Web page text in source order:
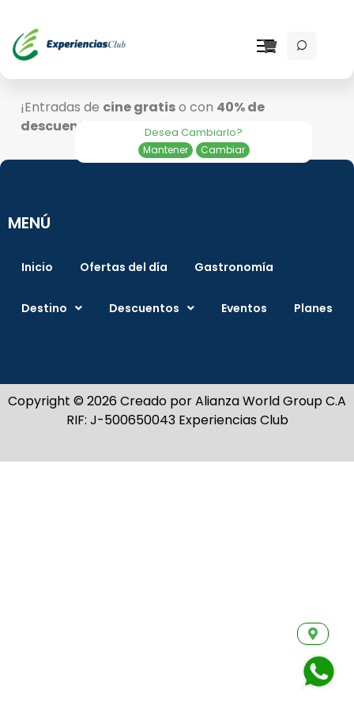
Desea Cambiarlo?
Mantener Cambiar
Entradas de cine
¡Entradas de cine gratiso con 40% de
descuento
MENÚ
Inicio Ofertas del día Gastronomía
Destino Descuentos Eventos Planes
Copyright © 2026 Creado por Alianza World Group C.A
RIF: J-500650043 Experiencias Club